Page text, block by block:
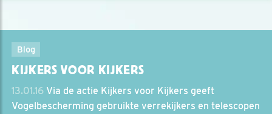
Blog
KIJKERS VOOR KIJKERS
13.01.16 Via de actie Kijkers voor Kijkers geeft
Vogelbescherming gebruikte verrekijkers en telescopen